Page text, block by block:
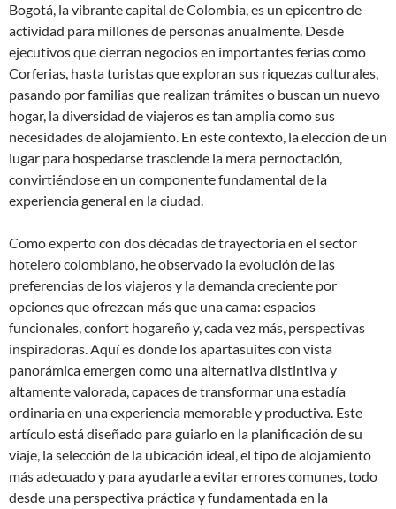
Bogotá, la vibrante capital de Colombia, es un epicentro de
actividad para millones de personas anualmente. Desde
ejecutivos que cierran negocios en importantes ferias como
Corferias, hasta turistas que exploran sus riquezas culturales,
pasando por familias que realizan trámites o buscan un nuevo
hogar, la diversidad de viajeros es tan amplia como sus
necesidades de alojamiento. En este contexto, la elección de un
lugar para hospedarse trasciende la mera pernoctación,
convirtiéndose en un componente fundamental de la
experiencia general en la ciudad.
Como experto con dos décadas de trayectoria en el sector
hotelero colombiano, he observado la evolución de las
preferencias de los viajeros y la demanda creciente por
opciones que ofrezcan más que una cama: espacios
funcionales, confort hogareño y, cada vez más, perspectivas
inspiradoras. Aquí es donde los apartasuites con vista
panorámica emergen como una alternativa distintiva y
altamente valorada, capaces de transformar una estadía
ordinaria en una experiencia memorable y productiva. Este
artículo está diseñado para guiarlo en la planificación de su
viaje, la selección de la ubicación ideal, el tipo de alojamiento
más adecuado y para ayudarle a evitar errores comunes, todo
desde una perspectiva práctica y fundamentada en la